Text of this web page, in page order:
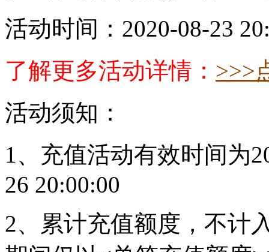
活动时间：2020-08-23
了解更多活动详情： >>>
活动须知：
1、充值活动有效时间为
26 20:00:00
2、累计充值额度，不计